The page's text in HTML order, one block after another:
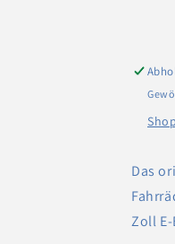
Das
Zoll